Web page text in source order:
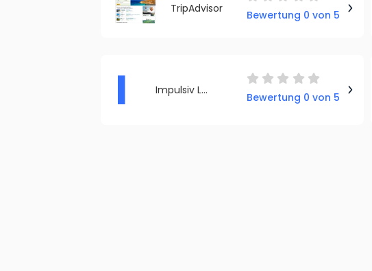
TripAdvisor
Bewertung 0 von 5
I Impulsiv Loerrach
Bewertung 0 von 5